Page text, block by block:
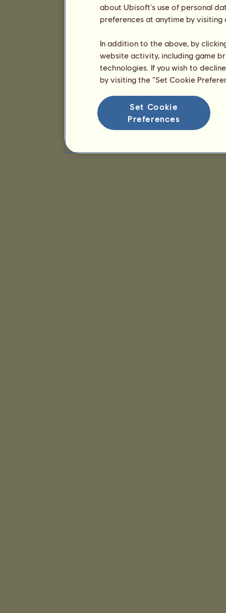
about Ubisoft's use of personal
preferences at anytime by
In addition to the above, by
website activity, including game
technologies. If you wish to
by visiting the “Set Cookie
Set Cookie
Preferences